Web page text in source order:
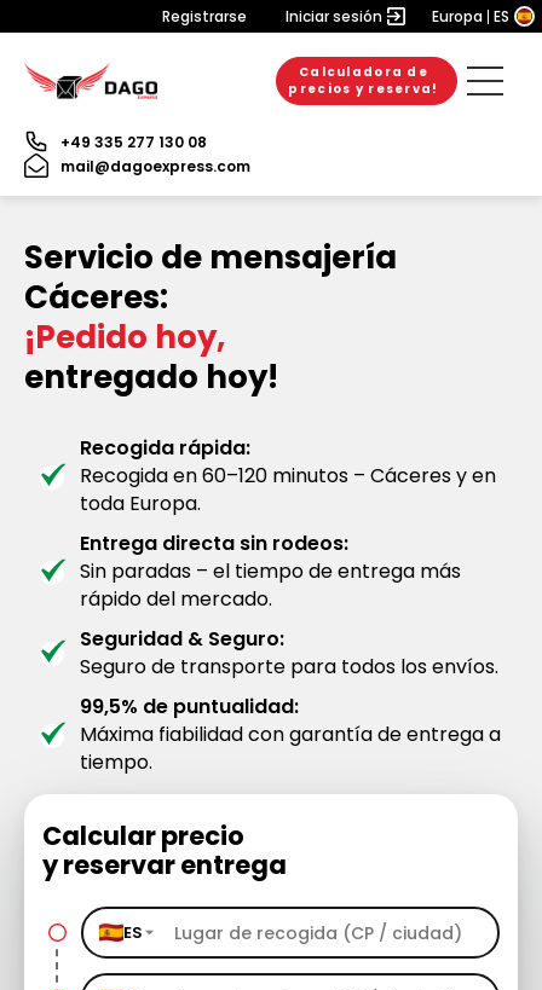
Registrarse Iniciar sesión Europa ES
Calculadora de
precios y reserva!
+49 335 277 130 08
mail@dagoexpress.com
Servicio de mensajería
Cáceres:
¡Pedido hoy,
entregado hoy!
Recogida rápida:
Recogida en 60–120 minutos – Cáceres y en
toda Europa.
Entrega directa sin rodeos:
Sin paradas – el tiempo de entrega más
rápido del mercado.
Seguridad & Seguro:
Seguro de transporte para todos los envíos.
99,5% de puntualidad:
Máxima fiabilidad con garantía de entrega a
tiempo.
Calcular precio
y reservar entrega
ES